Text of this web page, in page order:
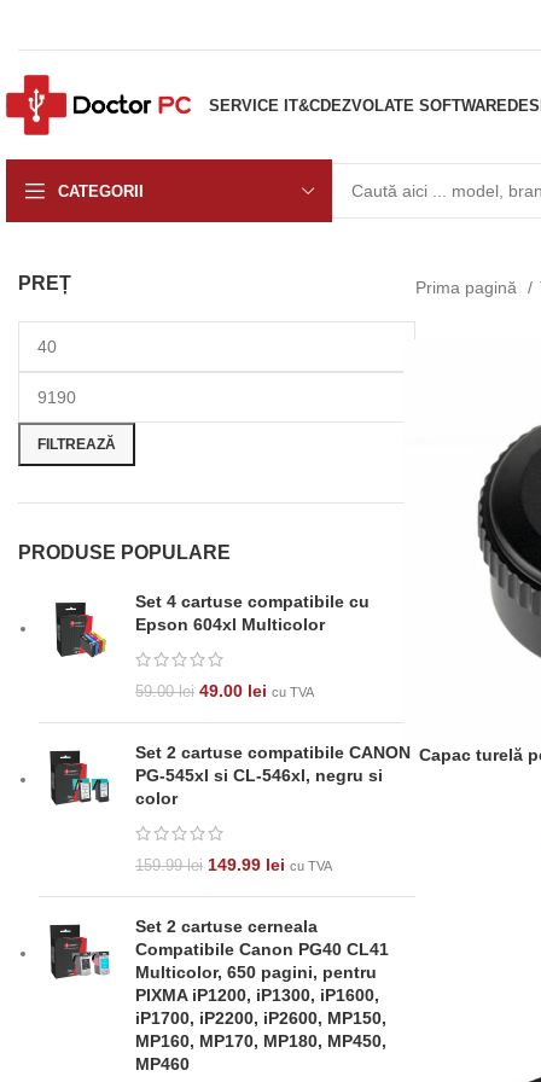
SERVICE IT&CDEZVOLATE SOFTWARE
CATEGORII
PREȚ
FILTREAZĂ
PRODUSE POPULARE
Set 4 cartuse compatibile cu
Epson 604xl Multicolor
59.00lei 49.00 lei cu TVA
Set 2 cartuse compatibile CANON
PG-545xl si CL-546xl, negru si
color
159.99lei 149.99 lei cu TVA
Set 2 cartuse cerneala
Compatibile Canon PG40 CL41
Multicolor, 650 pagini, pentru
PIXMA iP1200, iP1300, iP1600,
iP1700, iP2200, iP2600, MP150,
MP160, MP170, MP180, MP450,
MP460
Prima pagină
ADAUGĂ ÎN COȘ
Capac turelă